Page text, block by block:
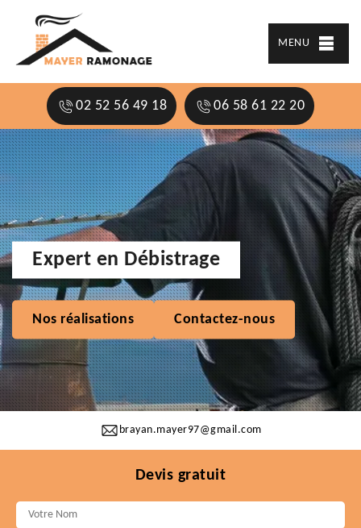
MENU
02 52 56 49 18 06 58 61 22 20
brayan.mayer97@gmail.com
Expert en Débistrage
Nos réalisations Contactez-nous
Devis gratuit